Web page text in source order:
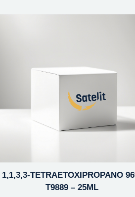
1,1,3,3-TETRAETOXIPROPANO
T9889 – 25ML